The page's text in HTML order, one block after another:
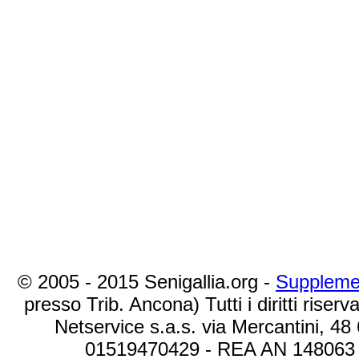
© 2005 - 2015 Senigallia.org -
presso Trib. Ancona) Tutti i diritti
Netservice s.a.s. via Mercantini,
01519470429 - REA AN